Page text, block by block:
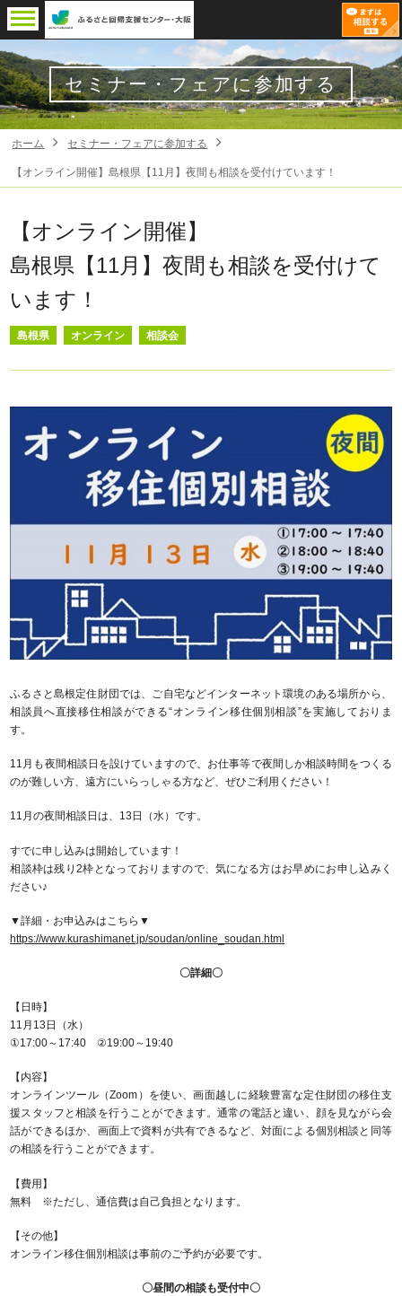
セミナー・フェアに参加する
ホーム セミナー・フェアに参加する
【オンライン開催】島根県【11月】夜間も相談を受付けています！
【オンライン開催】
島根県【11月】夜間も相談を受付けて
います！
島根県 オンライン 相談会
ふるさと島根定住財団では、ご自宅などインターネット環境のある場所から、
相談員へ直接移住相談ができる“オンライン移住個別相談”を実施しておりま
す。
11月も夜間相談日を設けていますので、お仕事等で夜間しか相談時間をつくる
のが難しい方、遠方にいらっしゃる方など、ぜひご利用ください！
11月の夜間相談日は、13日（水）です。
すでに申し込みは開始しています！
相談枠は残り2枠となっておりますので、気になる方はお早めにお申し込みく
ださい♪
▼詳細・お申込みはこちら▼
https://www.kurashimanet.jp/soudan/online_soudan.html
〇詳細〇
【日時】
11月13日（水）
①17:00～17:40 ②19:00～19:40
【内容】
オンラインツール（Zoom）を使い、画面越しに経験豊富な定住財団の移住支
援スタッフと相談を行うことができます。通常の電話と違い、顔を見ながら会
話ができるほか、画面上で資料が共有できるなど、対面による個別相談と同等
の相談を行うことができます。
【費用】
無料 ※ただし、通信費は自己負担となります。
【その他】
オンライン移住個別相談は事前のご予約が必要です。
〇昼間の相談も受付中〇